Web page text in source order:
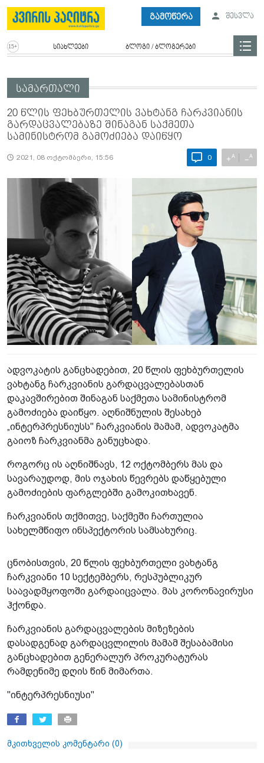
გამოწერა შესვლა
სიახლეები ბლოგი / ბლოგერები
სამართალი
20 წლის ფეხბურთელის ვახტანგ ჩარკვიანის
გარდაცვალებაზე შინაგან საქმეთა
სამინისტრომ გამოძიება დაიწყო
2021, 08 ოქტომბერი, 15:56 0 +A −A
ადვოკატის განცხადებით, 20 წლის ფეხბურთელის
ვახტანგ ჩარკვიანის გარდაცვალებასთან
დაკავშირებით შინაგან საქმეთა სამინისტრომ
გამოძიება დაიწყო. აღნიშნულის შესახებ
„ინტერპრესნიუსს" ჩარკვიანის მამამ, ადვოკატმა
გაიოზ ჩარკვიანმა განუცხადა.
როგორც ის აღნიშნავს, 12 ოქტომბერს მას და
სავარაუდოდ, მის ოჯახის წევრებს დაწყებული
გამოძიების ფარგლებში გამოკითხავენ.
ჩარკვიანის თქმითვე, საქმეში ჩართულია
სახელმწიფო ინსპექტორის სამსახურიც.
ცნობისთვის, 20 წლის ფეხბურთელი ვახტანგ
ჩარკვიანი 10 სექტემბერს, რესპუბლიკურ
საავადმყოფოში გარდაიცვალა. მას კორონავირუსი
ჰქონდა.
ჩარკვიანის გარდაცვალების მიზეზების
დასადგენად გარდაცვლილის მამამ შესაბამისი
განცხადებით გენერალურ პროკურატურას
რამდენიმე დღის წინ მიმართა.
"ინტერპრესნიუსი"
მკითხველის კომენტარი (0)